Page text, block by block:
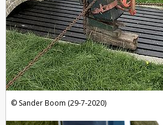
Sander Boom (29-7-2020)